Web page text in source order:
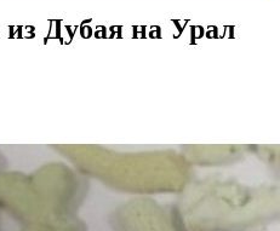
Дубая на Урал